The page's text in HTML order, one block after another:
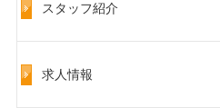
スタッフ紹介
求人情報